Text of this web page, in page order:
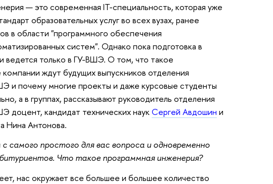
— это современная IT-специальность, которая уже
образовательных услуг во всех вузах, ранее
в области "программного обеспечения
систем". Однако пока подготовка в
только в ГУ-ВШЭ. О том, что такое
ждут будущих выпускников отделения
и почему многие проекты и даже курсовые студенты
а в группах, рассказывают руководитель отделения
доцент, кандидат технических наукСергей Авдошин и
Нина Антонова.
самого простого для вас вопроса и одновременно
Что такое программная инженерия?
нас окружает все большее и большее количество